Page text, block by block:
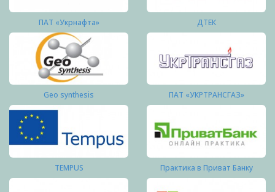
ПАТ «Укрнафта» ДТЕК
Geo synthesis ПАТ «УКРТРАНСГАЗ»
TEMPUS Практика в Приват Банку